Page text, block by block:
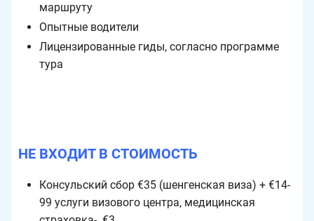
маршруту
Опытные водители
Лицензированные гиды, согласно программе
тура
НЕ ВХОДИТ В СТОИМОСТЬ
Консульский сбор €35 (шенгенская виза) + €14-
99 услуги визового центра, медицинская